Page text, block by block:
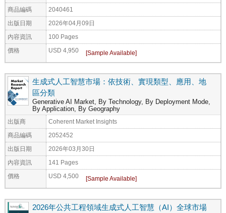
商品編碼 2040461
出版日期 2026年04月09日
內容資訊 100 Pages
價格 USD 4,950
生成式人工智慧市場：依技術、實現類型、應用、地
區分類
Generative AI Market, By Technology, By Deployment Mode,
By Application, By Geography
出版商 Coherent Market Insights
商品編碼 2052452
出版日期 2026年03月30日
內容資訊 141 Pages
價格 USD 4,500
2026年公共工程領域生成式人工智慧（AI）全球市場